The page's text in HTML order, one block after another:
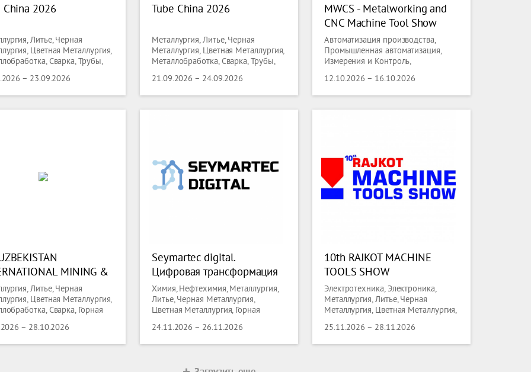
China 2026
Литье, Черная
Цветная Металлургия,
Сварка, Трубы,
– 23.09.2026
Tube China 2026
Металлургия, Литье, Черная
Металлургия, Цветная Металлургия,
Металлобработка, Сварка, Трубы,
21.09.2026 – 24.09.2026
MWCS - Metalworking and
CNC Machine Tool Show
2026
Автоматизация производства,
Промышленная автоматизация,
Измерения и Контроль,
Металлургия, Цветная Металлургия,
12.10.2026 – 16.10.2026
MINING &
FORUM – UIMF
Литье, Черная
Цветная Металлургия,
Сварка, Горная
– 28.10.2026
Seymartec digital.
Цифровая трансформация
в горной добыче,
металлургии, энергетике и
нефтегазовой отрасли —
2026
Химия, Нефтехимия, Металлургия,
Литье, Черная Металлургия,
Цветная Металлургия, Горная
24.11.2026 – 26.11.2026
10th RAJKOT MACHINE
TOOLS SHOW
Электротехника, Электроника,
Металлургия, Литье, Черная
Металлургия, Цветная Металлургия,
Обслуживание производства,
25.11.2026 – 28.11.2026